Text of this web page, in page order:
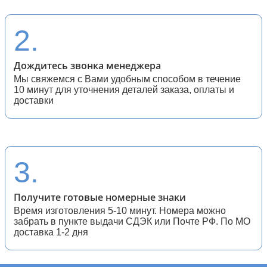
2.
Дождитесь звонка менеджера
Мы свяжемся с Вами удобным способом в течение
10 минут для уточнения деталей заказа, оплаты и
доставки
3.
Получите готовые номерные знаки
Время изготовления 5-10 минут. Номера можно
забрать в пункте выдачи СДЭК или Почте РФ. По МО
доставка 1-2 дня